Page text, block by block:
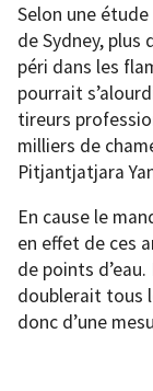
Selon une
de Sydney, plus
péri dans les
pourrait
tireurs
milliers de
Pitjantjatjara
En cause le
en effet de ces
de points
doublerait tous
donc d’une